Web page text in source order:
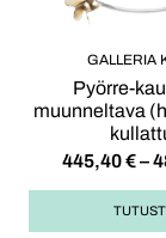
GALLERIA
Pyörre-
muunneltava
445,40€–